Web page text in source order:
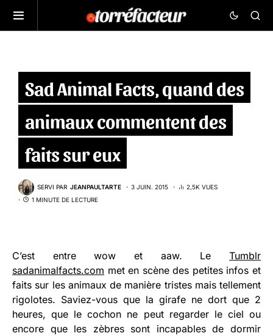
Sad Animal Facts, quand des
animaux commentent des
faits sur eux
SERVI PAR JEANPAULTARTE 3 JUIN. 2015
2,5K VUES
1 MINUTE DE LECTURE
C’est entre wow et aaw. Le Tumblr
sadanimalfacts.com met en scène des petites infos et
faits sur les animaux de manière tristes mais tellement
rigolotes. Saviez-vous que la girafe ne dort que 2
heures, que le cochon ne peut regarder le ciel ou
encore que les zèbres sont incapables de dormir